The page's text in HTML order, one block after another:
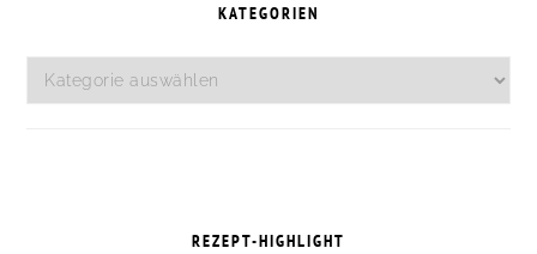
KATEGORIEN
Kategorien
REZEPT-HIGHLIGHT